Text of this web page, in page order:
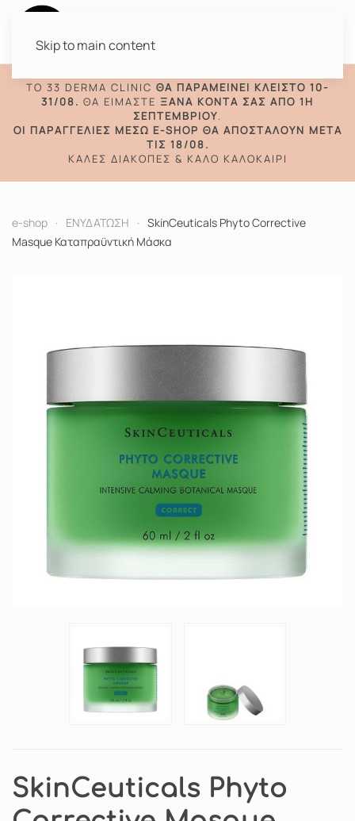
Skip to main content
TO 33 DERMA CLINIC ΘΑ ΠΑΡΑΜΕΊΝΕΙ ΚΛΕΙΣΤΌ 10-
31/08. ΘΑ ΕΊΜΑΣΤΕ ΞΑΝΆ ΚΟΝΤΆ ΣΑΣ ΑΠΌ 1Η
ΣΕΠΤΕΜΒΡΊΟΥ.
ΟΙ ΠΑΡΑΓΓΕΛΊΕΣ ΜΈΣΩ E-SHOP ΘΑ ΑΠΟΣΤΑΛΟΎΝ ΜΕΤΆ
ΤΙΣ 18/08.
ΚΑΛΈΣ ΔΙΑΚΟΠΈΣ & ΚΑΛΌ ΚΑΛΟΚΑΊΡΙ
e-shop ΕΝΥΔΑΤΩΣΗ
SkinCeuticals Phyto Corrective
Masque Καταπραϋντική Μάσκα
SkinCeuticals Phyto